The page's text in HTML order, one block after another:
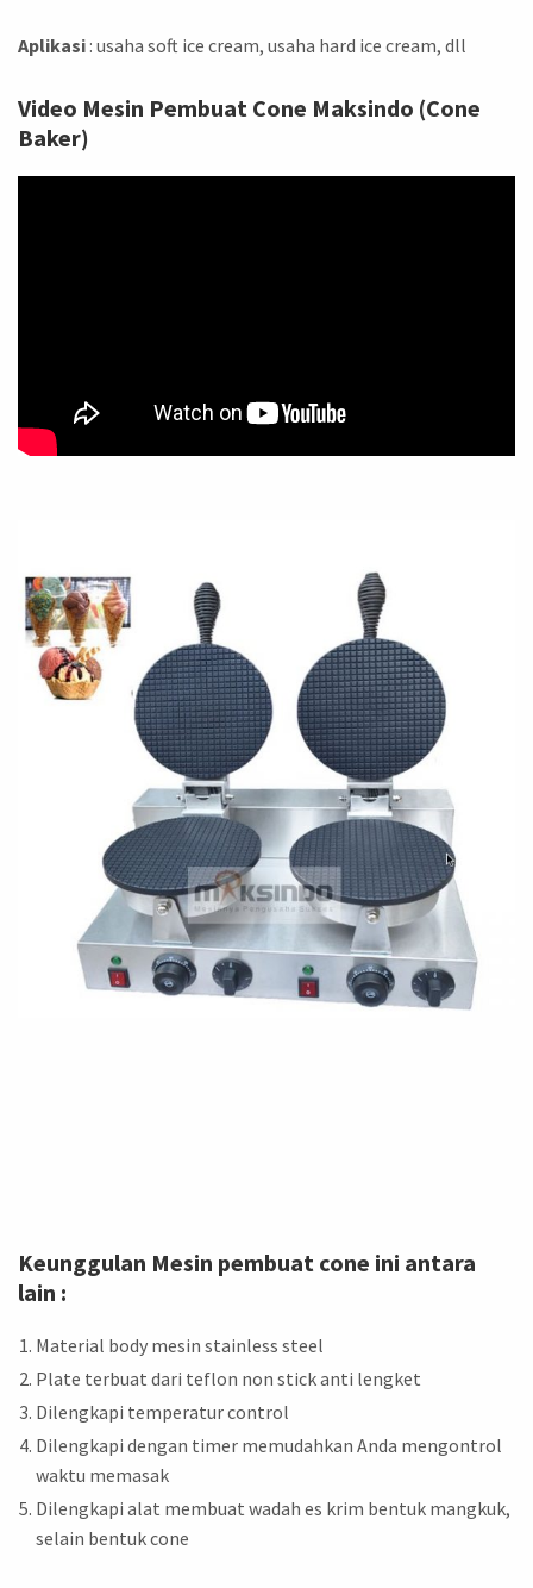
Aplikasi : usaha soft ice cream, usaha hard ice cream, dll
Video Mesin Pembuat Cone Maksindo (Cone
Baker)
Keunggulan Mesin pembuat cone ini antara
lain :
Material body mesin stainless steel
Plate terbuat dari teflon non stick anti lengket
Dilengkapi temperatur control
Dilengkapi dengan timer memudahkan Anda mengontrol
waktu memasak
Dilengkapi alat membuat wadah es krim bentuk mangkuk,
selain bentuk cone